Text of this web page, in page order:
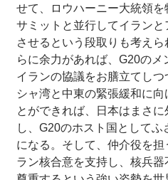
せて、ロウハーニー大統領を
サミットと並行してイラン
させるという段取りも考え
らに余力があれば、G20のメ
イランの協議をお膳立てし
シャ湾と中東の緊張緩和に
とができれば、日本はまさ
し、G20のホスト国として
になる。そして、仲介役を
ラン核合意を支持し、核兵